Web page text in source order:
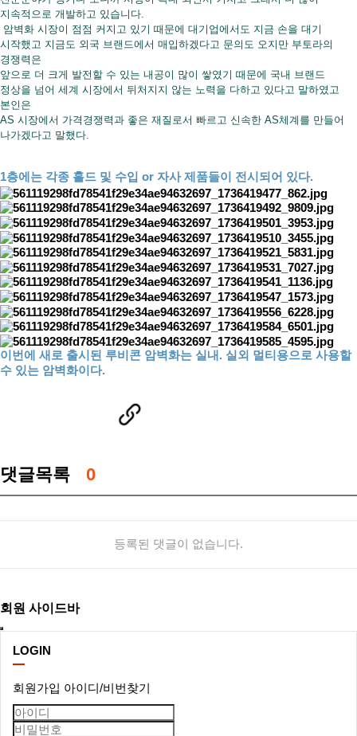
지속적으로 개발하고 있습니다.
암벽화 시장이 점점 커지고 있기 때문에 대기업에서도 지금 손을 대기
시작했고 지금도 외국 브랜드에서 매입하겠다고 문의도 오지만 부토라의
경쟁력은
앞으로 더 크게 발전할 수 있는 내공이 많이 쌓였기 때문에 국내 브랜드
정상을 넘어 세계 시장에서 뒤처지지 않는 노력을 다하고 있다고 말하였고
본인은
AS 시장에서 가격경쟁력과 좋은 재질로서 빠르고 신속한 AS체계를 만들어
나가겠다고 말했다.
1층에는 각종 홀드 및 수입 or 자사 제품들이 전시되어 있다.
이번에 새로 출시된 루비콘 암벽화는 실내. 실외 멀티용으로 사용할
수 있는 암벽화이다.
댓글목록 0
등록된 댓글이 없습니다.
회원 사이드바
LOGIN
회원가입 아이디/비번찾기